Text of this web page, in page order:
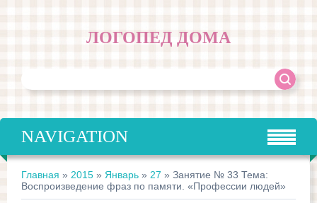
ЛОГОПЕД ДОМА
NAVIGATION
Главная » 2015 » Январь » 27 » Занятие № 33 Тема:
Воспроизведение фраз по памяти. «Профессии людей»